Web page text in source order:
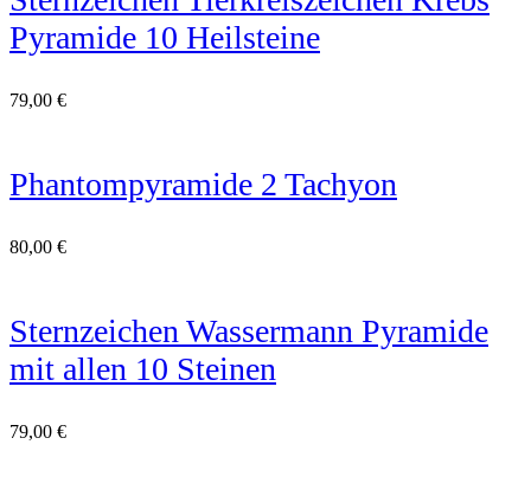
Pyramide 10 Heilsteine
79,00 €
Phantompyramide 2 Tachyon
80,00 €
Sternzeichen Wassermann Pyramide
mit allen 10 Steinen
79,00 €